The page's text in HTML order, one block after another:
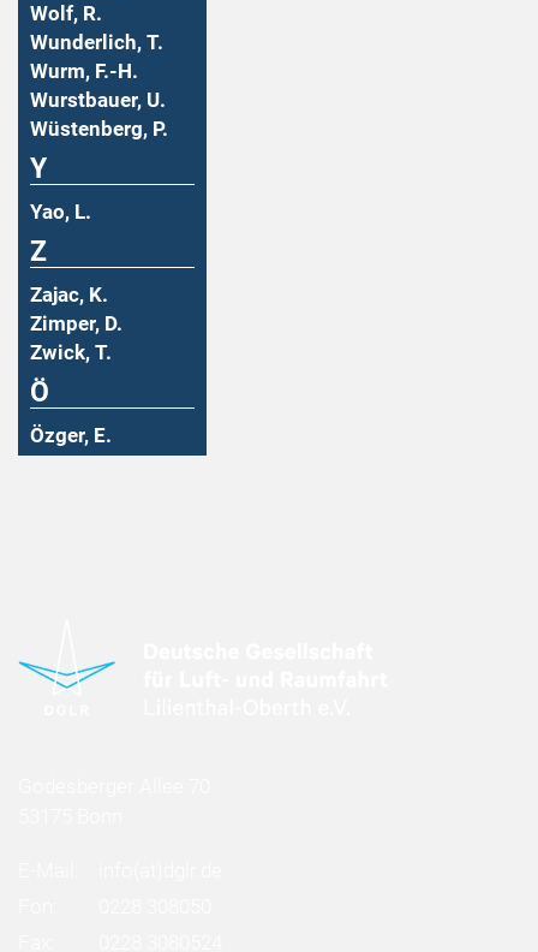
Wolf, R.
Wunderlich, T.
Wurm, F.-H.
Wurstbauer, U.
Wüstenberg, P.
Y
Yao, L.
Z
Zajac, K.
Zimper, D.
Zwick, T.
Ö
Özger, E.